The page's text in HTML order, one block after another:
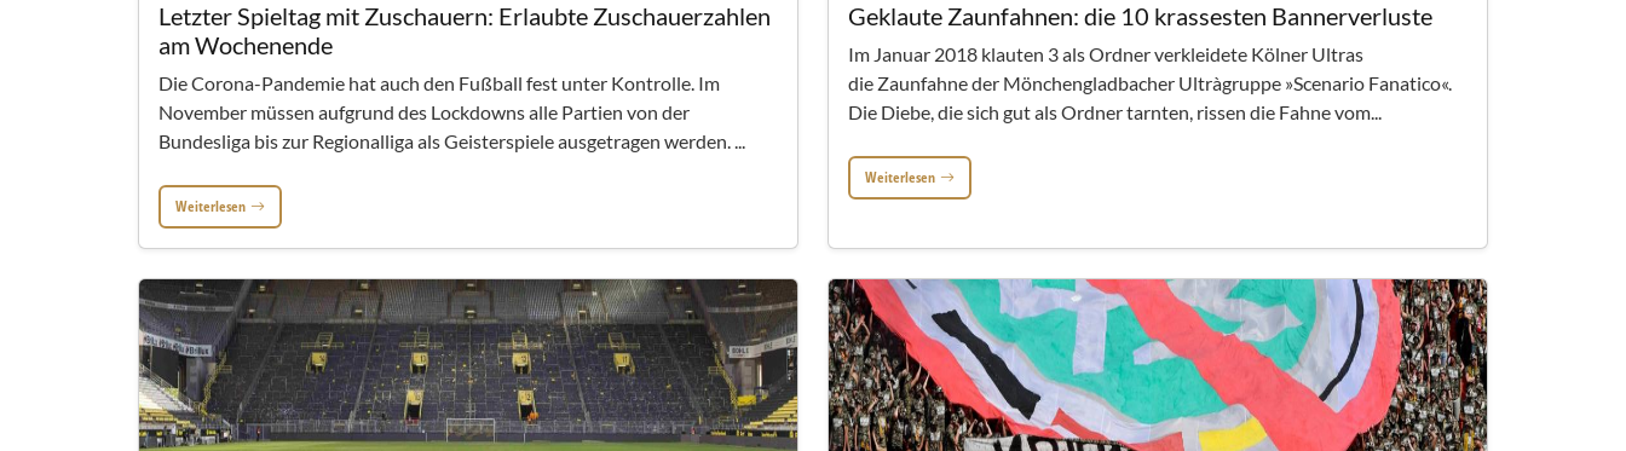
Letzter Spieltag mit Zuschauern: Erlaubte Zuschauerzahlen
am Wochenende
Die Corona-Pandemie hat auch den Fußball fest unter Kontrolle. Im
November müssen aufgrund des Lockdowns alle Partien von der
Bundesliga bis zur Regionalliga als Geisterspiele ausgetragen werden. ...
Weiterlesen
Geklaute Zaunfahnen: die 10 krassesten Bannerverluste
Im Januar 2018 klauten 3 als Ordner verkleidete Kölner Ultras
die Zaunfahne der Mönchengladbacher Ultràgruppe »Scenario Fanatico«.
Die Diebe, die sich gut als Ordner tarnten, rissen die Fahne vom...
Weiterlesen